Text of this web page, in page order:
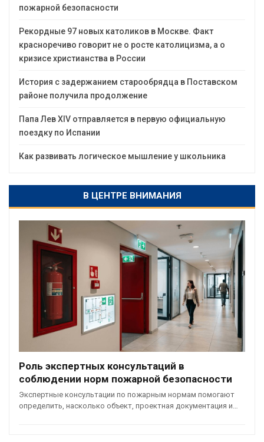
пожарной безопасности
Рекордные 97 новых католиков в Москве. Факт
красноречиво говорит не о росте католицизма, а о
кризисе христианства в России
История с задержанием старообрядца в Поставском
районе получила продолжение
Папа Лев XIV отправляется в первую официальную
поездку по Испании
Как развивать логическое мышление у школьника
В ЦЕНТРЕ ВНИМАНИЯ
Роль экспертных консультаций в
соблюдении норм пожарной безопасности
Экспертные консультации по пожарным нормам помогают
определить, насколько объект, проектная документация и…